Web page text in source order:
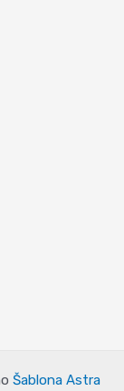
Šablona Astra